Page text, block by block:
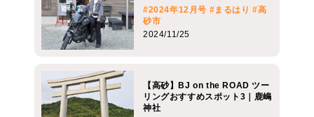
#2024年12月号 #まるはり #高
砂市
2024/11/25
【高砂】BJ on the ROAD ツー
リングおすすめスポット3｜鹿嶋
神社